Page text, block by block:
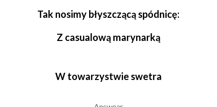
Tak nosimy błyszczącą spódnicę:
Z casualową marynarką
W towarzystwie swetra